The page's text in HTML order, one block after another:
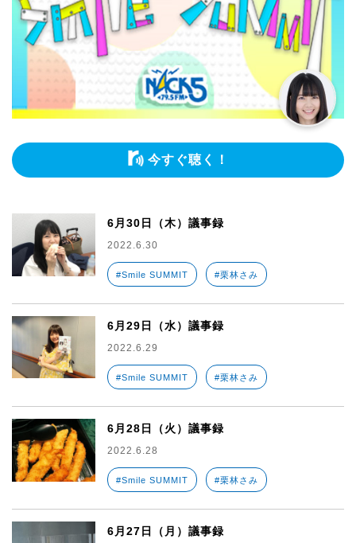
今すぐ聴く！
6月30日（木）議事録
2022.6.30
#Smile SUMMIT #栗林さみ
6月29日（水）議事録
2022.6.29
#Smile SUMMIT #栗林さみ
6月28日（火）議事録
2022.6.28
#Smile SUMMIT #栗林さみ
6月27日（月）議事録